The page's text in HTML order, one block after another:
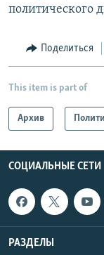
политического
Поделиться
This item is part of
Архив
СОЦИАЛЬНЫЕ СЕТИ
РАЗДЕЛЫ